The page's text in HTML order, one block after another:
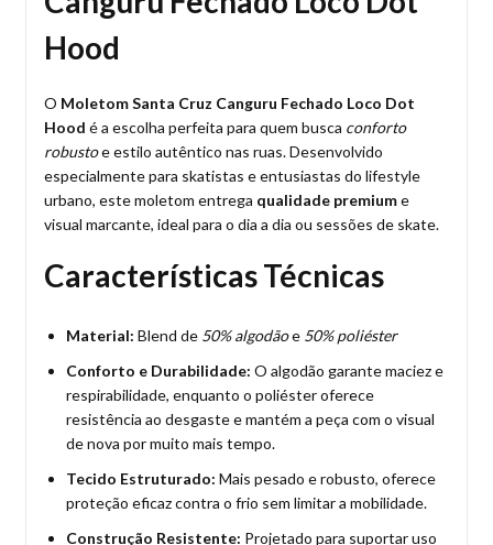
Hood
O Moletom Santa Cruz Canguru Fechado Loco Dot
Hood é a escolha perfeita para quem busca conforto
robustoe estilo autêntico nas ruas. Desenvolvido
especialmente para skatistas e entusiastas do lifestyle
urbano, este moletom entrega qualidade premiume
visual marcante, ideal para o dia a dia ou sessões de skate.
Características Técnicas
Material: Blend de 50% algodãoe 50% poliéster
Conforto e Durabilidade: O algodão garante maciez e
respirabilidade, enquanto o poliéster oferece
resistência ao desgaste e mantém a peça com o visual
de nova por muito mais tempo.
Tecido Estruturado: Mais pesado e robusto, oferece
proteção eficaz contra o frio sem limitar a mobilidade.
Construção Resistente: Projetado para suportar uso